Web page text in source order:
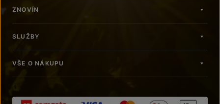
ZNOVÍN
SLUŽBY
VŠE O NÁKUPU